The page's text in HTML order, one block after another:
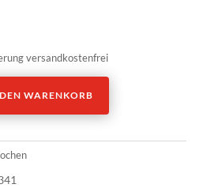
versandkostenfrei
WARENKORB